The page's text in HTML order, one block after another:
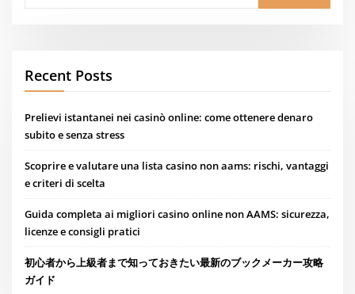
Recent Posts
Prelievi istantanei nei casinò online: come ottenere denaro
subito e senza stress
Scoprire e valutare una lista casino non aams: rischi, vantaggi
e criteri di scelta
Guida completa ai migliori casino online non AAMS: sicurezza,
licenze e consigli pratici
初心者から上級者まで知っておきたい最新のブックメーカー攻略
ガイド